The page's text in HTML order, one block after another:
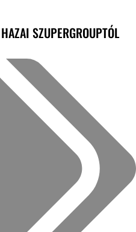
SZUPERGROUPTÓL